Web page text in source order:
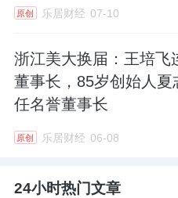
自研技术落地，汉诺医
危重症生命支持的重要
在国内，守护“顶梁柱
Lifemotion®ECMO系
院、中国人民解放军总
原创 乐居财经 07-10
浙江美大换届：王培飞
董事长，85岁创始人夏
任名誉董事长
原创 乐居财经 06-08
24小时热门文章